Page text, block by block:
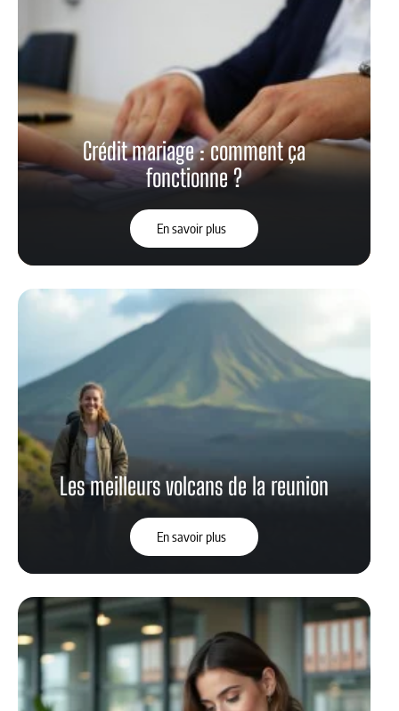
Crédit mariage : comment ça
fonctionne ?
En savoir plus
Les meilleurs volcans de la reunion
En savoir plus